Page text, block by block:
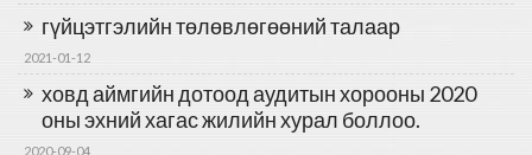
гүйцэтгэлийн төлөвлөгөөний талаар
2021-01-12
ховд аймгийн дотоод аудитын хорооны 2020
оны эхний хагас жилийн хурал боллоо.
2020-09-04